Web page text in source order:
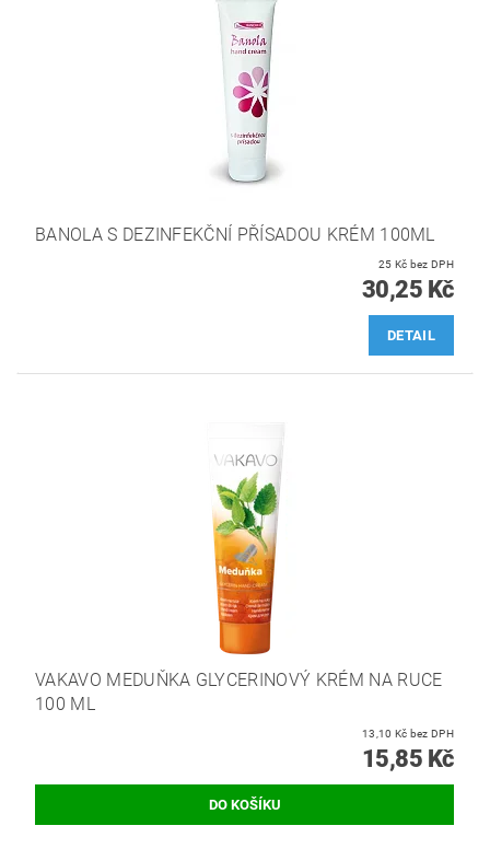
BANOLA S DEZINFEKČNÍ PŘÍSADOU KRÉM 100ML
25 Kč bez DPH
30,25 Kč
DETAIL
VAKAVO MEDUŇKA GLYCERINOVÝ KRÉM NA RUCE
100 ML
13,10 Kč bez DPH
15,85 Kč